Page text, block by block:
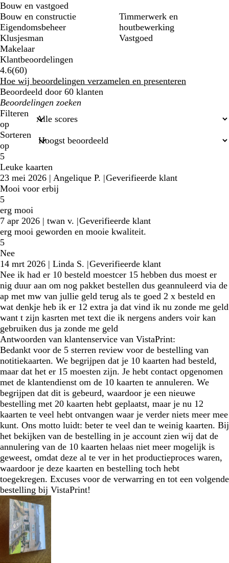
Bouw en vastgoed
Bouw en constructie
Eigendomsbeheer
Klusjesman
Makelaar
Timmerwerk en
houtbewerking
Vastgoed
Klantbeoordelingen
4.6(6060
klantbeoordelingen
)
Hoe wij beoordelingen verzamelen en presenteren
Beoordeeld door 60 klanten
Mijn
zoekopdrachten
Filteren
op
Sorteren
op
5
Leuke kaarten
23 mei 2026 | Angelique P. |Geverifieerde klant
Mooi voor erbij
5
erg mooi
7 apr 2026 | twan v. |Geverifieerde klant
erg mooi geworden en mooie kwaliteit.
5
Nee
14 mrt 2026 | Linda S. |Geverifieerde klant
Nee ik had er 10 besteld moestcer 15 hebben dus moest er
nig duur aan om nog pakket bestellen dus geannuleerd via de
ap met mw van jullie geld terug als te goed 2 x besteld en
wat denkje heb ik er 12 extra ja dat vind ik nu zonde me geld
want t zijn kasrten met text die ik nergens anders voir kan
gebruiken dus ja zonde me geld
Antwoorden van klantenservice van VistaPrint:
Bedankt voor de 5 sterren review voor de bestelling van
notitiekaarten. We begrijpen dat je 10 kaarten had besteld,
maar dat het er 15 moesten zijn. Je hebt contact opgenomen
met de klantendienst om de 10 kaarten te annuleren. We
begrijpen dat dit is gebeurd, waardoor je een nieuwe
bestelling met 20 kaarten hebt geplaatst, maar je nu 12
kaarten te veel hebt ontvangen waar je verder niets meer mee
kunt. Ons motto luidt: beter te veel dan te weinig kaarten. Bij
het bekijken van de bestelling in je account zien wij dat de
annulering van de 10 kaarten helaas niet meer mogelijk is
geweest, omdat deze al te ver in het productieproces waren,
waardoor je deze kaarten en bestelling toch hebt
toegekregen. Excuses voor de verwarring en tot een volgende
bestelling bij VistaPrint!